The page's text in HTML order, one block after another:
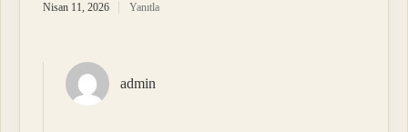
Nisan 11, 2026 Yanıtla
admin